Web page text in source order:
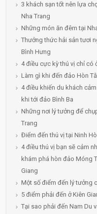
3 khách sạn tốt nên lựa
Nha Trang
Những món ăn đêm tại
Thưởng thức hải sản tươi
Bình Hưng
4 điều cực kỳ thú vị chỉ có
Làm gì khi đến đảo Hòn
4 điều khiến du khách
khi tới đảo Bình Ba
Những nơi lý tưởng để
Trang
Điểm đến thú vị tại Ninh
4 điều thú vị bạn sẽ cảm
khám phá hòn đảo Móng
Giang
Một số điểm đến lý tưởng
5 điểm phải đến ở Kiên
Tại sao phải đến Nam Du